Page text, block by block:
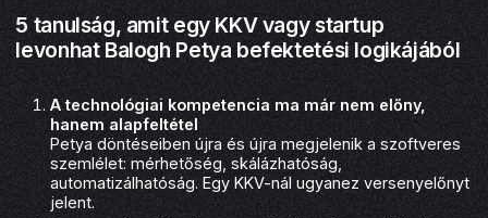
5 tanulság, amit egy KKV vagy startup
levonhat Balogh Petya befektetési logikájából
A technológiai kompetencia ma már nem előny,
hanem alapfeltétel
Petya döntéseiben újra és újra megjelenik a szoftveres
szemlélet: mérhetőség, skálázhatóság,
automatizálhatóság. Egy KKV-nál ugyanez versenyelőnyt
jelent.